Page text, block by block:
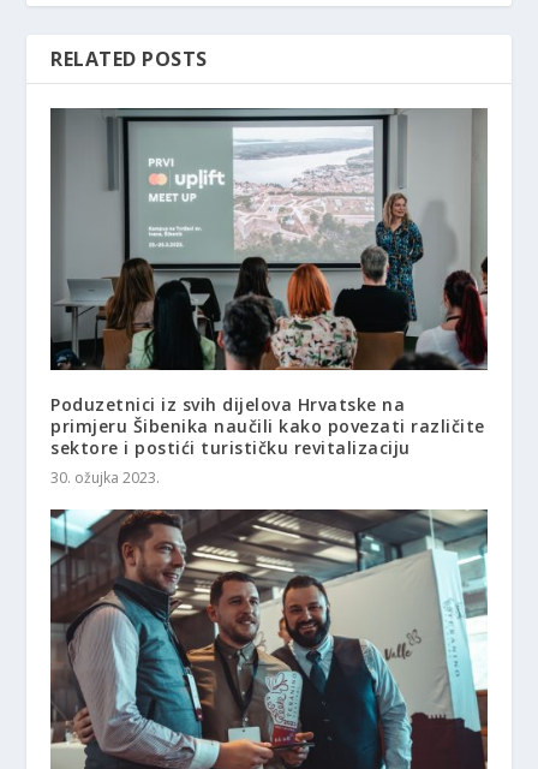
RELATED POSTS
Poduzetnici iz svih dijelova Hrvatske na
primjeru Šibenika naučili kako povezati različite
sektore i postići turističku revitalizaciju
30. ožujka 2023.